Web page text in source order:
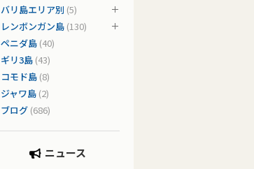
バリ島エリア別 (5)
レンボンガン島 (130)
ペニダ島 (40)
ギリ3島 (43)
コモド島 (8)
ジャワ島 (2)
ブログ (686)
ニュース